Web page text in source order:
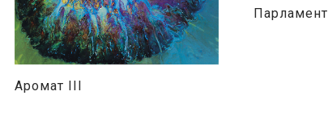
Аромат III
Парламент